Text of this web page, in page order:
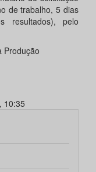
de trabalho, 5 dias
resultados), pelo
Produção
10:35